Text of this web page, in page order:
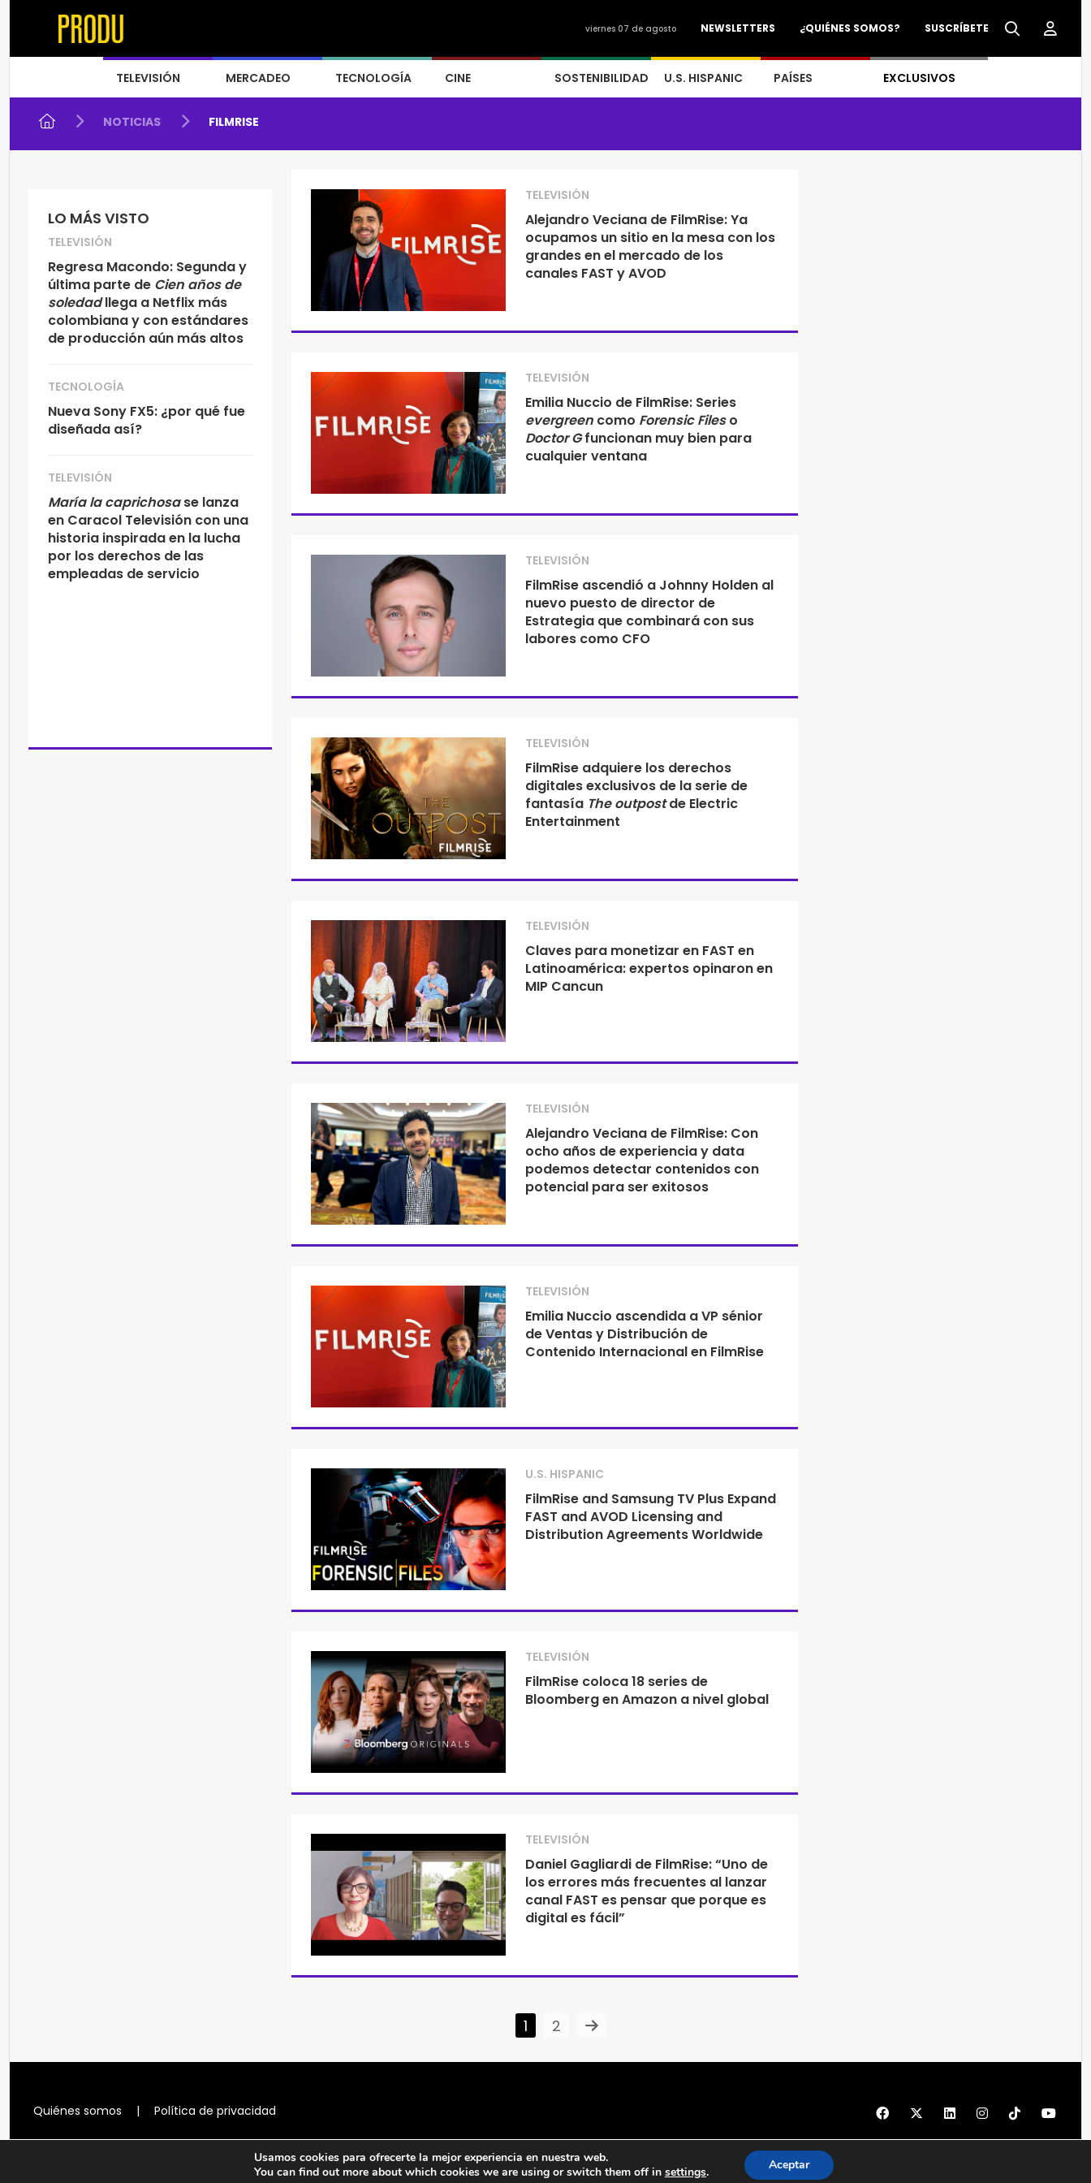
SUSCRÍBETE
¿QUIÉNES SOMOS?
NEWSLETTERS
viernes 07 de agosto
TELEVISIÓN MERCADEO TECNOLOGÍA CINE SOSTENIBILIDAD U.S. HISPANIC PAÍSES EXCLUSIVOS
NOTICIAS FILMRISE
LO MÁS VISTO
TELEVISIÓN
Regresa Macondo: Segunda y
última parte de Cien años de
soledadllega a Netflix más
colombiana y con estándares
de producción aún más altos
TECNOLOGÍA
Nueva Sony FX5: ¿por qué fue
diseñada así?
TELEVISIÓN
María la caprichosase lanza
en Caracol Televisión con una
historia inspirada en la lucha
por los derechos de las
empleadas de servicio
TELEVISIÓN
Alejandro Veciana de FilmRise: Ya
ocupamos un sitio en la mesa con los
grandes en el mercado de los
canales FAST y AVOD
TELEVISIÓN
Emilia Nuccio de FilmRise: Series
evergreencomo Forensic Fileso
Doctor Gfuncionan muy bien para
cualquier ventana
TELEVISIÓN
FilmRise ascendió a Johnny Holden al
nuevo puesto de director de
Estrategia que combinará con sus
labores como CFO
TELEVISIÓN
FilmRise adquiere los derechos
digitales exclusivos de la serie de
fantasía The outpostde Electric
Entertainment
TELEVISIÓN
Claves para monetizar en FAST en
Latinoamérica: expertos opinaron en
MIP Cancun
TELEVISIÓN
Alejandro Veciana de FilmRise: Con
ocho años de experiencia y data
podemos detectar contenidos con
potencial para ser exitosos
TELEVISIÓN
Emilia Nuccio ascendida a VP sénior
de Ventas y Distribución de
Contenido Internacional en FilmRise
U.S. HISPANIC
FilmRise and Samsung TV Plus Expand
FAST and AVOD Licensing and
Distribution Agreements Worldwide
TELEVISIÓN
FilmRise coloca 18 series de
Bloomberg en Amazon a nivel global
TELEVISIÓN
Daniel Gagliardi de FilmRise: “Uno de
los errores más frecuentes al lanzar
canal FAST es pensar que porque es
digital es fácil”
1 2
Quiénes somos | Política de privacidad
© 1997 - 2026 PRODU - Todos los derechos reservados
Usamos cookies para ofrecerte la mejor experiencia en nuestra web.
You can find out more about which cookies we are using or switch them off in settings. Aceptar